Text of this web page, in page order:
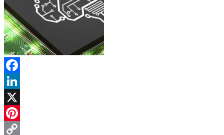
Facebook
LinkedIn
X
Pinterest